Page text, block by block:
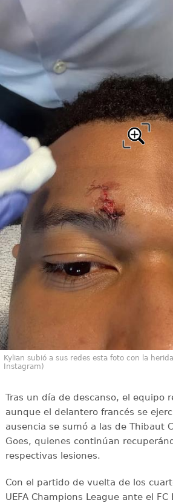
Kylian subió a sus redes esta foto con la
Instagram)
Tras un día de descanso, el equipo
aunque el delantero francés se
ausencia se sumó a las de Thibaut
Goes, quienes continúan
respectivas lesiones.
Con el partido de vuelta de los
UEFA Champions League ante el